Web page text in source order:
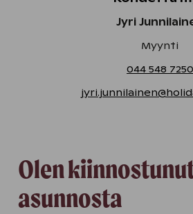
Jyri
Myynti
044 548 7250
Olen
asunnosta